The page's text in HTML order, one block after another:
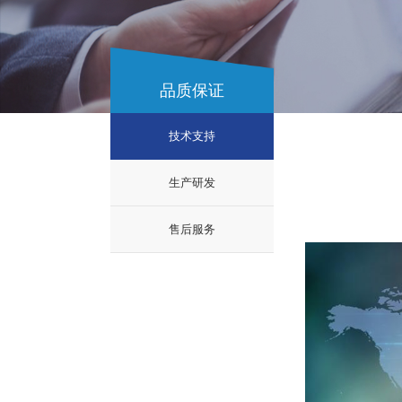
品质保证
技术支持
生产研发
售后服务